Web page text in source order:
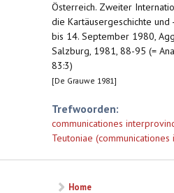
Österreich. Zweiter
die Kartäusergeschichte und
bis 14. September 1980,
Salzburg, 1981, 88-95 (=
83:3)
[De Grauwe 1981]
Trefwoorden:
communicationes
Teutoniae
Home